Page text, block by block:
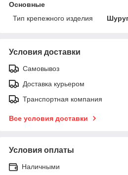
Основные
Тип крепежного изделия
Условия доставки
Самовывоз
Доставка курьером
Транспортная компания
Все условия доставки
Условия оплаты
Наличными